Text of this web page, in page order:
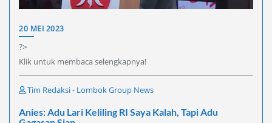
20 MEI 2023
?>
Klik untuk membaca selengkapnya!
Tim Redaksi - Lombok Group News
Anies: Adu Lari Keliling RI Saya Kalah, Tapi Adu